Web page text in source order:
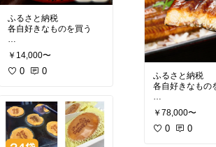
ふるさと納税
各自好きなものを買う
私のん
なんとなくやったことが
ない、いくら。
小分けは便利
￥14,000〜
0 0
ふるさと納税
各自好きなもの
うなぎ毎年やな〜
￥78,000〜
0 0